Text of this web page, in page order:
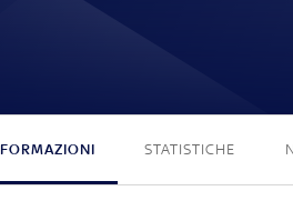
FORMAZIONI STATISTICHE